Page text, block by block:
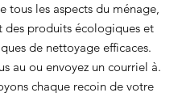
tous les aspects du ménage,
des produits écologiques et
de nettoyage efficaces.
au ou envoyez un courriel à.
chaque recoin de votre